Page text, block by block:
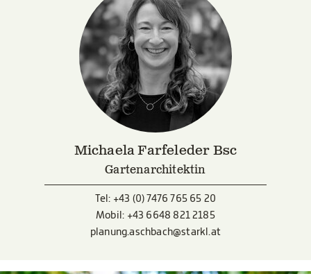
Michaela Farfeleder Bsc
Gartenarchitektin
Tel: +43 (0) 7476 765 65 20
Mobil: +43 6648 821 2185
planung.aschbach@starkl.at